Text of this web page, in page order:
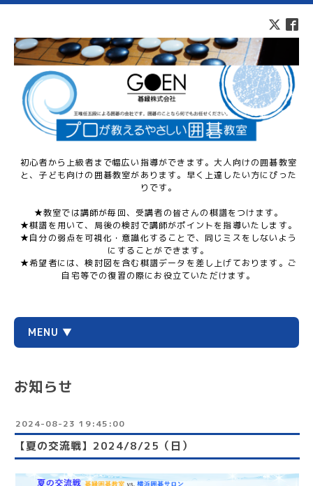
初心者から上級者まで幅広い指導ができます。大人向けの囲碁教室
と、子ども向けの囲碁教室があります。早く上達したい方にぴった
りです。
★教室では講師が毎回、受講者の皆さんの棋譜をつけます。
★棋譜を用いて、局後の検討で講師がポイントを指導いたします。
★自分の弱点を可視化・意識化することで、同じミスをしないよう
にすることができます。
★希望者には、検討図を含む棋譜データを差し上げております。ご
自宅等での復習の際にお役立ていただけます。
MENU ▼
お知らせ
2024-08-23 19:45:00
【夏の交流戦】2024/8/25（日）